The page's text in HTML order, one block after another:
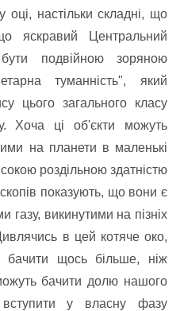
оці, настільки складні, що
яскравий Центральний
подвійною зоряною
туманність", який
цього загального класу
Хоча ці об'єкти можуть
на планети в маленькі
роздільною здатністю
показують, що вони є
газу, викинутими на пізніх
в цей котяче око,
бачити щось більше, ніж
бачити долю нашого
у власну фазу